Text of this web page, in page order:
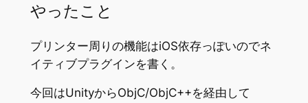
やったこと
プリンター周りの機能はiOS依存っぽいのでネ
イティブプラグインを書く。
今回はUnityからObjC/ObjC++を経由して